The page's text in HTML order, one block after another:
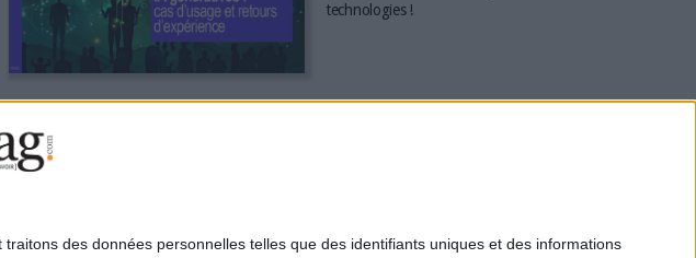
des données personnelles telles que des identifiants uniques et des informations
technologies !